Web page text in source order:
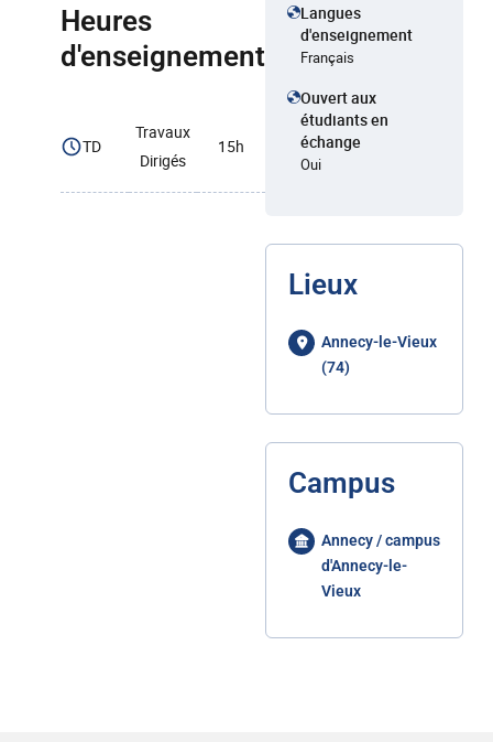
Heures
d'enseignement
TD
Travaux
Dirigés
15h
Langues
d'enseignement
Français
Ouvert aux
étudiants en
échange
Oui
Lieux
Annecy-le-Vieux
(74)
Campus
Annecy / campus
d'Annecy-le-
Vieux